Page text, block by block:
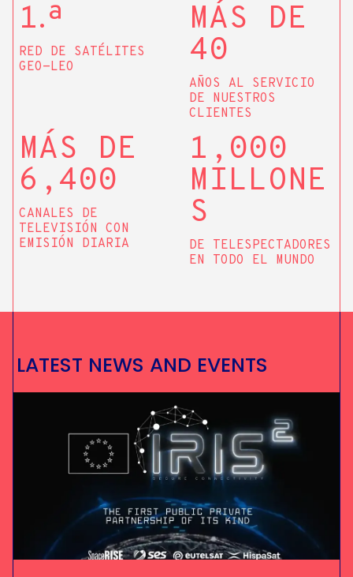
1.ª
RED DE SATÉLITES
GEO-LEO
MÁS DE
40
AÑOS AL SERVICIO
DE NUESTROS
CLIENTES
MÁS DE
6,400
CANALES DE
TELEVISIÓN CON
EMISIÓN DIARIA
1,000
MILLONE
S
DE TELESPECTADORES
EN TODO EL MUNDO
LATEST NEWS AND EVENTS